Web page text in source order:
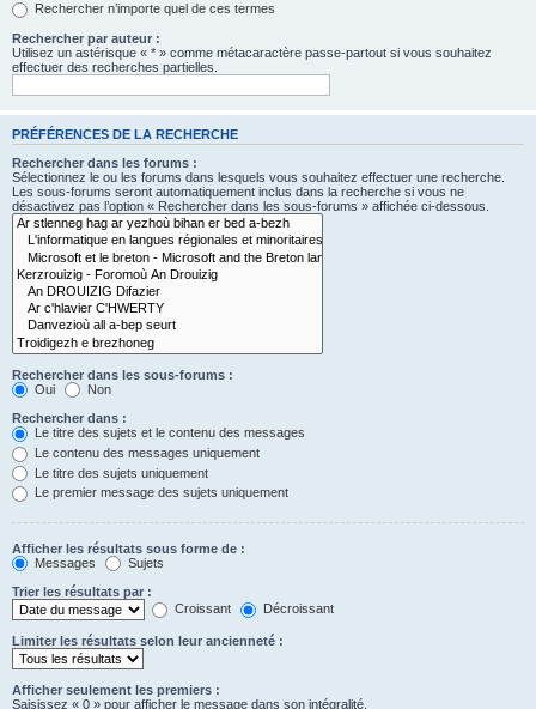
Rechercher n’importe quel de ces termes
Rechercher par auteur :
Utilisez un astérisque « * » comme métacaractère passe-partout si vous souhaitez
effectuer des recherches partielles.
PRÉFÉRENCES DE LA RECHERCHE
Rechercher dans les forums :
Sélectionnez le ou les forums dans lesquels vous souhaitez effectuer une recherche.
Les sous-forums seront automatiquement inclus dans la recherche si vous ne
désactivez pas l’option « Rechercher dans les sous-forums » affichée ci-dessous.
Rechercher dans les sous-forums :
Oui
Non
Rechercher dans :
Le titre des sujets et le contenu des messages
Le contenu des messages uniquement
Le titre des sujets uniquement
Le premier message des sujets uniquement
Afficher les résultats sous forme de :
Messages
Sujets
Trier les résultats par :
Croissant
Décroissant
Limiter les résultats selon leur ancienneté :
Afficher seulement les premiers :
Saisissez « 0 » pour afficher le message dans son intégralité.